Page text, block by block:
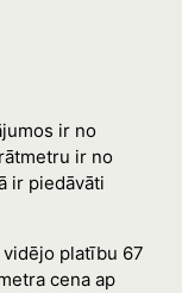
ir no
ir no
ir piedāvāti
vidējo platību 67
cena ap